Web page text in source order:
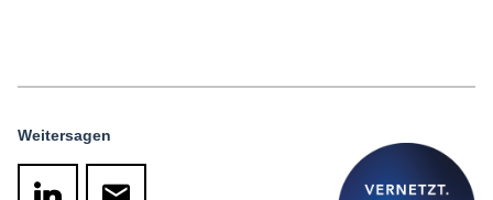
Weitersagen